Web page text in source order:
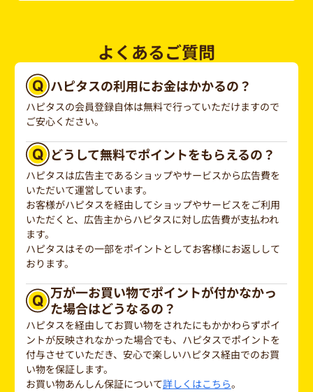
よくあるご質問
ハピタスの利用にお金はかかるの？
ハピタスの会員登録自体は無料で行っていただけますので
ご安心ください。
どうして無料でポイントをもらえるの？
ハピタスは広告主であるショップやサービスから広告費を
いただいて運営しています。
お客様がハピタスを経由してショップやサービスをご利用
いただくと、広告主からハピタスに対し広告費が支払われ
ます。
ハピタスはその一部をポイントとしてお客様にお返しして
おります。
万が一お買い物でポイントが付かなかっ
た場合はどうなるの？
ハピタスを経由してお買い物をされたにもかかわらずポイ
ントが反映されなかった場合でも、ハピタスでポイントを
付与させていただき、安心で楽しいハピタス経由でのお買
い物を保証します。
お買い物あんしん保証について詳しくはこちら。